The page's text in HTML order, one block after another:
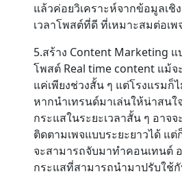
แล้วค่อยวิเคราะห์จากข้อมูลเชิ
เวลาโพสต์ที่ดี ที่เหมาะสมต่อเ
5.สร้าง Content Marketing แ
โพสต์ Real time content แม้จ
แค่เพียงช่วงสั้น ๆ แต่โรงแรมก็
หากนำเทรนด์มาเล่นให้น่าสนใ
กระแสในระยะเวลาสั้น ๆ อาจ
ติดตามเพจแบบระยะยาวได้ แ
จะสามารถจับมาทำคอนเทนต์
กระแสที่สามารถนำมาปรับใช้